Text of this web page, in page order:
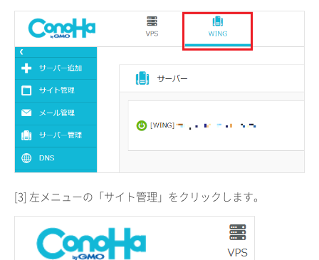
[3] 左メニューの「サイト管理」をクリックします。